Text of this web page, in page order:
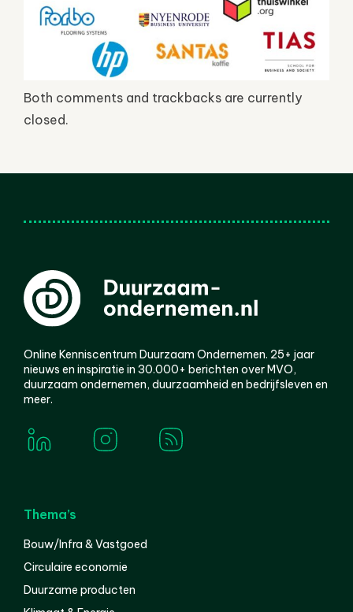
Both comments and trackbacks are currently
closed.
Online Kenniscentrum Duurzaam Ondernemen. 25+ jaar
nieuws en inspiratie in 30.000+ berichten over MVO,
duurzaam ondernemen, duurzaamheid en bedrijfsleven en
meer.
Thema’s
Bouw/Infra & Vastgoed
Circulaire economie
Duurzame producten